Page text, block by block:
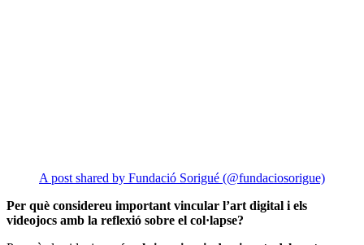
A post shared by Fundació Sorigué (@fundaciosorigue)
Per què considereu important vincular l’art digital i els
videojocs amb la reflexió sobre el col·lapse?